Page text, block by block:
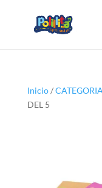
Inicio/
DEL 5